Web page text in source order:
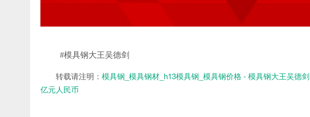
#模具钢大王吴德剑
转载请注明： 模具钢_模具钢材_h13模具钢_模具钢价格 - 模具钢大王吴德剑
亿元‌人民币